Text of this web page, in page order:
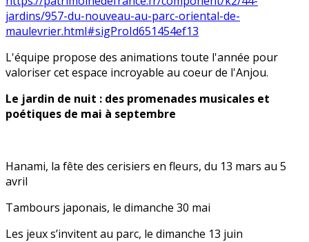
jardins/957-du-nouveau-au-parc-oriental-de-
maulevrier.html#sigProId651454ef13
L'équipe propose des animations toute l'année pour
valoriser cet espace incroyable au coeur de l'Anjou.
Le jardin de nuit : des promenades musicales et
poétiques de mai à septembre
Hanami, la fête des cerisiers en fleurs, du 13 mars au 5
avril
Tambours japonais, le dimanche 30 mai
Les jeux s’invitent au parc, le dimanche 13 juin